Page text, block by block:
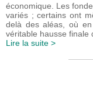
économique. Les
variés ; certains ont
delà des aléas, où
véritable hausse finale
Lire la suite >